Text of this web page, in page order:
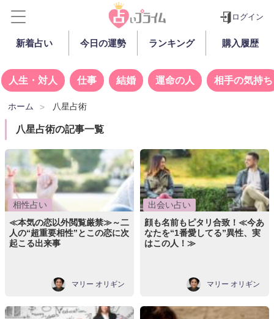
ログイン
新着占い 今日の運勢 ランキング 購入履歴
人生・対人 仕事 結婚 運命の人 相手の気持ち
ホーム 八星占術
八星占術の記事一覧
相性占い
≪本気の恋以外閲覧厳禁≫～二
人の“超重要相性”とこの恋に次
起こる出来事
マリー オリギン
出会い占い
顔も名前もピタリ合致！≪今あ
なたを“1番愛してる”異性、実
はこの人！≫
マリー オリギン